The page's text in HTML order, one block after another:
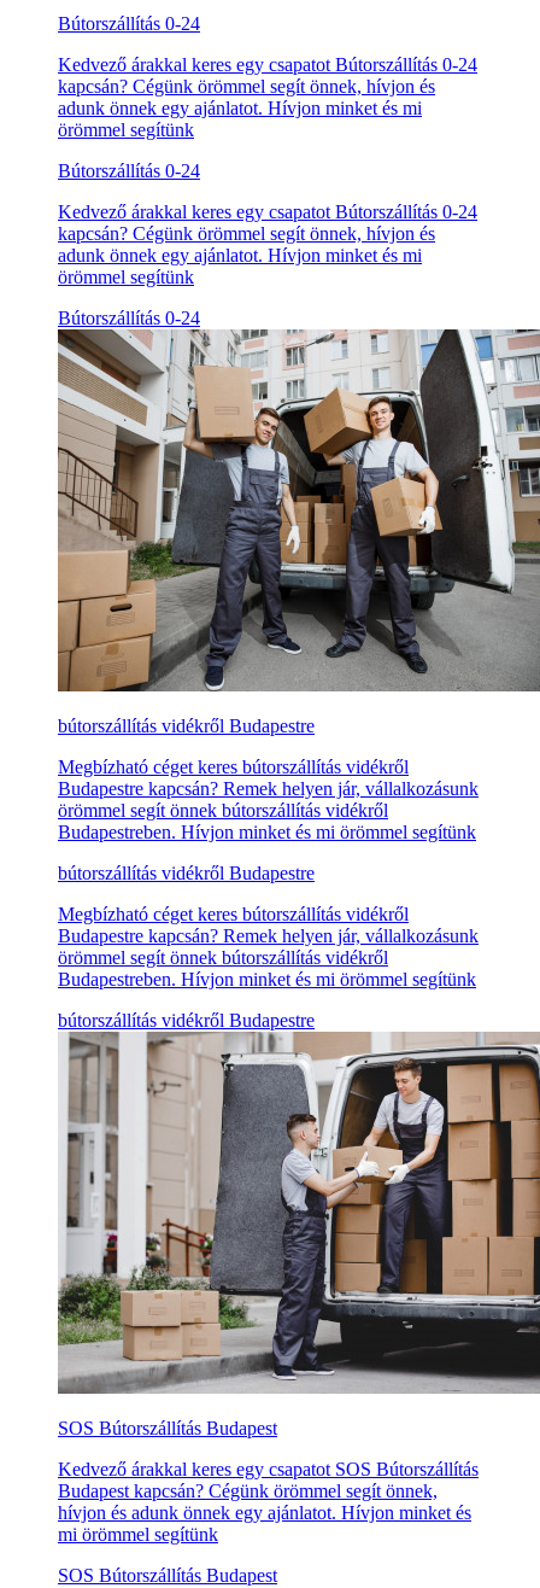
Bútorszállítás 0-24
Kedvező árakkal keres egy csapatot Bútorszállítás 0-24
kapcsán? Cégünk örömmel segít önnek, hívjon és
adunk önnek egy ajánlatot. Hívjon minket és mi
örömmel segítünk
Bútorszállítás 0-24
Kedvező árakkal keres egy csapatot Bútorszállítás 0-24
kapcsán? Cégünk örömmel segít önnek, hívjon és
adunk önnek egy ajánlatot. Hívjon minket és mi
örömmel segítünk
Bútorszállítás 0-24
bútorszállítás vidékről Budapestre
Megbízható céget keres bútorszállítás vidékről
Budapestre kapcsán? Remek helyen jár, vállalkozásunk
örömmel segít önnek bútorszállítás vidékről
Budapestreben. Hívjon minket és mi örömmel segítünk
bútorszállítás vidékről Budapestre
Megbízható céget keres bútorszállítás vidékről
Budapestre kapcsán? Remek helyen jár, vállalkozásunk
örömmel segít önnek bútorszállítás vidékről
Budapestreben. Hívjon minket és mi örömmel segítünk
bútorszállítás vidékről Budapestre
SOS Bútorszállítás Budapest
Kedvező árakkal keres egy csapatot SOS Bútorszállítás
Budapest kapcsán? Cégünk örömmel segít önnek,
hívjon és adunk önnek egy ajánlatot. Hívjon minket és
mi örömmel segítünk
SOS Bútorszállítás Budapest